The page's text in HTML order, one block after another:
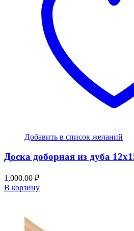
Добавить в список желаний
Доска доборная из дуба
1,000.00 ₽
В корзину